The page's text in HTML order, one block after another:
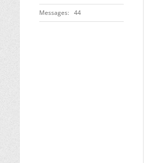
Messages 44